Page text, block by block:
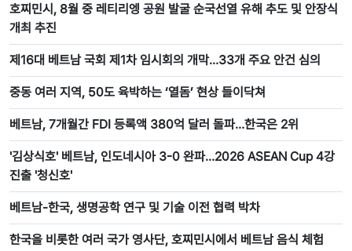
호찌민시, 8월 중 레티리엥 공원 발굴 순국선열 유해 추도 및 안장식
개최 추진
제16대 베트남 국회 제1차 임시회의 개막…33개 주요 안건 심의
중동 여러 지역, 50도 육박하는 ‘열돔’ 현상 들이닥쳐
베트남, 7개월간 FDI 등록액 380억 달러 돌파…한국은 2위
'김상식호' 베트남, 인도네시아 3-0 완파…2026 ASEAN Cup 4강
진출 '청신호'
베트남-한국, 생명공학 연구 및 기술 이전 협력 박차
한국을 비롯한 여러 국가 영사단, 호찌민시에서 베트남 음식 체험